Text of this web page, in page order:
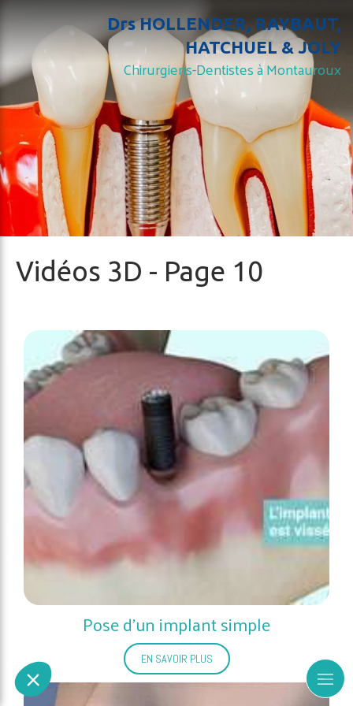
Drs HOLLENDER, RAYBAUT,
HATCHUEL & JOLY
Chirurgiens-Dentistes à Montauroux
Vidéos 3D - Page 10
Pose d'un implant simple
EN SAVOIR PLUS